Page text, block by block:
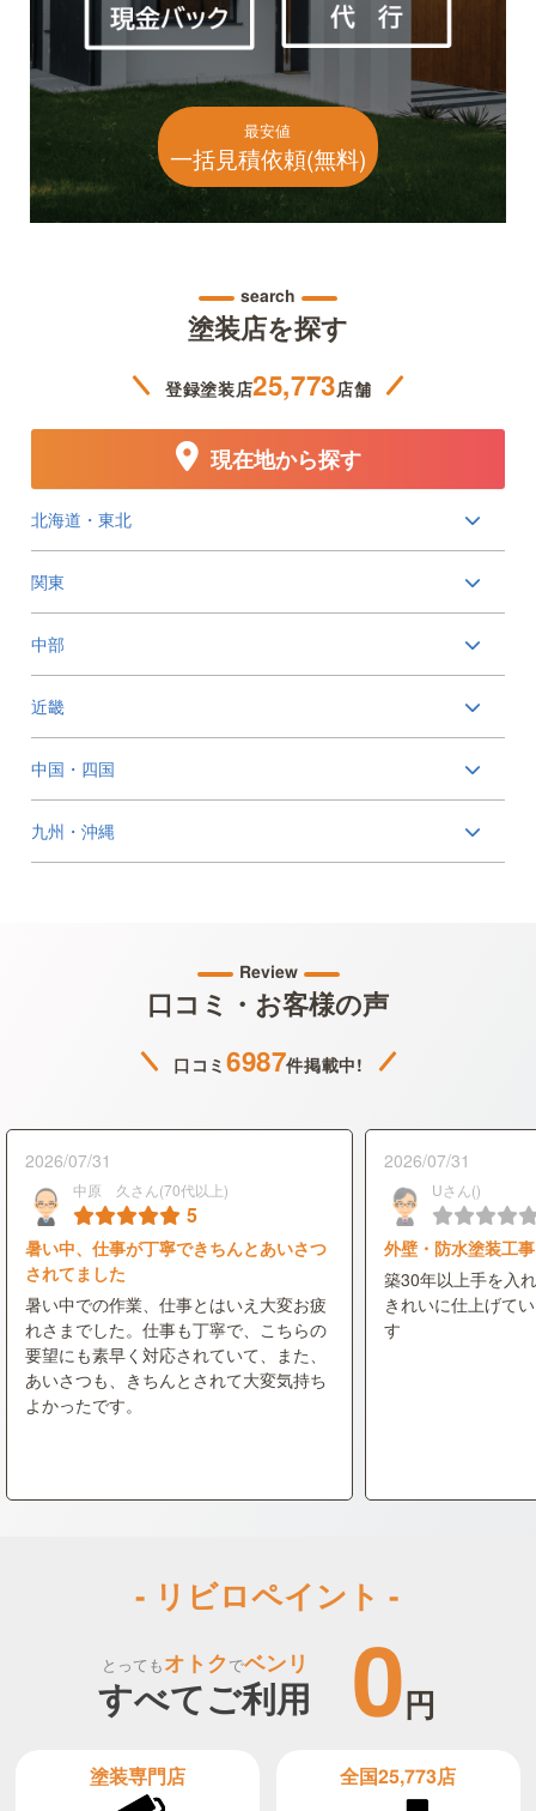
最安値
一括見積依頼(無料)
search
塗装店を探す
登録塗装店25,773店舗
北海道・東北
関東
中部
近畿
中国・四国
九州・沖縄
現在地から探す
Review
口コミ・お客様の声
口コミ6987件掲載中!
2026/07/31
中原 久さん(70代以上)
5
暑い中、仕事が丁寧できちんとあいさつ
されてました
暑い中での作業、仕事とはいえ大変お疲
れさまでした。仕事も丁寧で、こちらの
要望にも素早く対応されていて、また、
あいさつも、きちんとされて大変気持ち
よかったです。
2026/07/31
Uさん()
外壁・防水塗装工事
築30年以上手を入
きれいに仕上げて
す
- リビロペイント -
とってもオトクでベンリ
すべてご利用 0円
塗装専門店 全国25,773店